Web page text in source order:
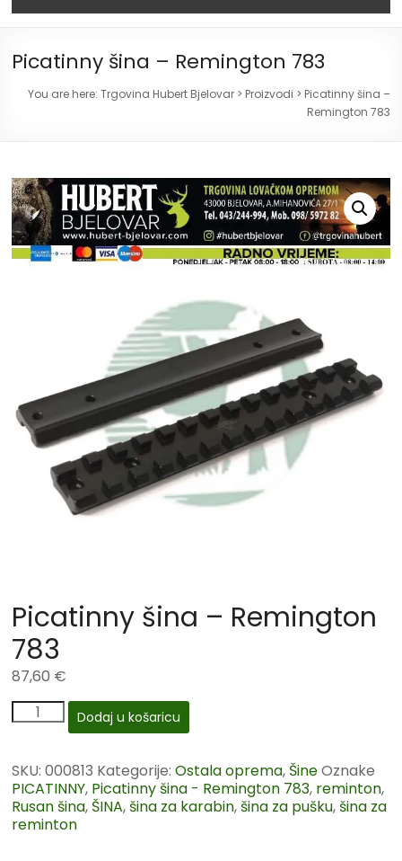
Picatinny šina – Remington 783
You are here: Trgovina Hubert Bjelovar> Proizvodi > Picatinny šina –
Remington 783
Picatinny šina – Remington
783
87,60 €
Dodaj u košaricu
SKU:000813 Kategorije:Ostala oprema, ŠineOznake
PICATINNY, Picatinny šina - Remington 783, reminton,
Rusan šina, ŠINA,šina za karabin,šina za pušku,šina za
reminton